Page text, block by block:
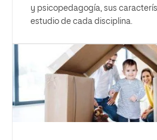
y psicopedagogía, sus
estudio de cada disciplina.